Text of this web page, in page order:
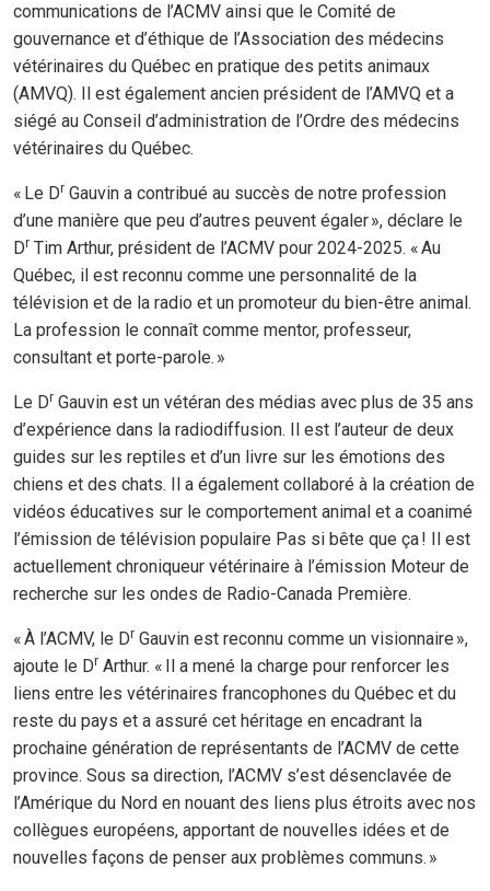
communications de l’ACMV ainsi que le Comité de
gouvernance et d’éthique de l’Association des médecins
vétérinaires du Québec en pratique des petits animaux
(AMVQ). Il est également ancien président de l’AMVQ et a
siégé au Conseil d’administration de l’Ordre des médecins
vétérinaires du Québec.
« Le Dr Gauvin a contribué au succès de notre profession
d’une manière que peu d’autres peuvent égaler », déclare le
Dr Tim Arthur, président de l’ACMV pour 2024-2025. « Au
Québec, il est reconnu comme une personnalité de la
télévision et de la radio et un promoteur du bien-être animal.
La profession le connaît comme mentor, professeur,
consultant et porte-parole. »
Le Dr Gauvin est un vétéran des médias avec plus de 35 ans
d’expérience dans la radiodiffusion. Il est l’auteur de deux
guides sur les reptiles et d’un livre sur les émotions des
chiens et des chats. Il a également collaboré à la création de
vidéos éducatives sur le comportement animal et a coanimé
l’émission de télévision populaire Pas si bête que ça ! Il est
actuellement chroniqueur vétérinaire à l’émission Moteur de
recherche sur les ondes de Radio-Canada Première.
« À l’ACMV, le Dr Gauvin est reconnu comme un visionnaire »,
ajoute le Dr Arthur. « Il a mené la charge pour renforcer les
liens entre les vétérinaires francophones du Québec et du
reste du pays et a assuré cet héritage en encadrant la
prochaine génération de représentants de l’ACMV de cette
province. Sous sa direction, l’ACMV s’est désenclavée de
l’Amérique du Nord en nouant des liens plus étroits avec nos
collègues européens, apportant de nouvelles idées et de
nouvelles façons de penser aux problèmes communs. »